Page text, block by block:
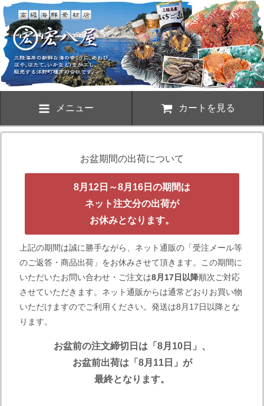
メニュー カートを見る
お盆期間の出荷について
8月12日～8月16日の期間は
ネット注文分の出荷が
お休みとなります。
上記の期間は誠に勝手ながら、ネット通販の「受注メール等
のご返答・商品出荷」をお休みさせて頂きます。この期間に
いただいたお問い合わせ・ご注文は8月17日以降順次ご対応
させていただきます。ネット通販からは通常どおりお買い物
いただけますのでご利用ください。発送は8月17日以降とな
ります。
お盆前の注文締切日は「8月10日」、
お盆前出荷は「8月11日」が
最終となります。